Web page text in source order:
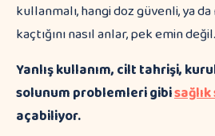
kullanmalı, hangi doz güvenli, ya
kaçtığını nasıl anlar, pek emin değil.
Yanlış kullanım, cilt tahrişi,
solunum problemleri gibi
açabiliyor.